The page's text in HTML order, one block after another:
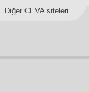
Diğer CEVA siteleri